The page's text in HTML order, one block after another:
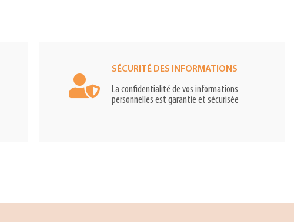
SÉCURITÉ DES INFORMATIONS
La confidentialité de vos informations
personnelles est garantie et sécurisée